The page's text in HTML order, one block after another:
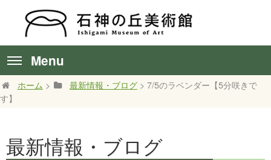
Menu
ホーム > 最新情報・ブログ > 7/5のラベンダー【5分咲きで
す】
最新情報・ブログ